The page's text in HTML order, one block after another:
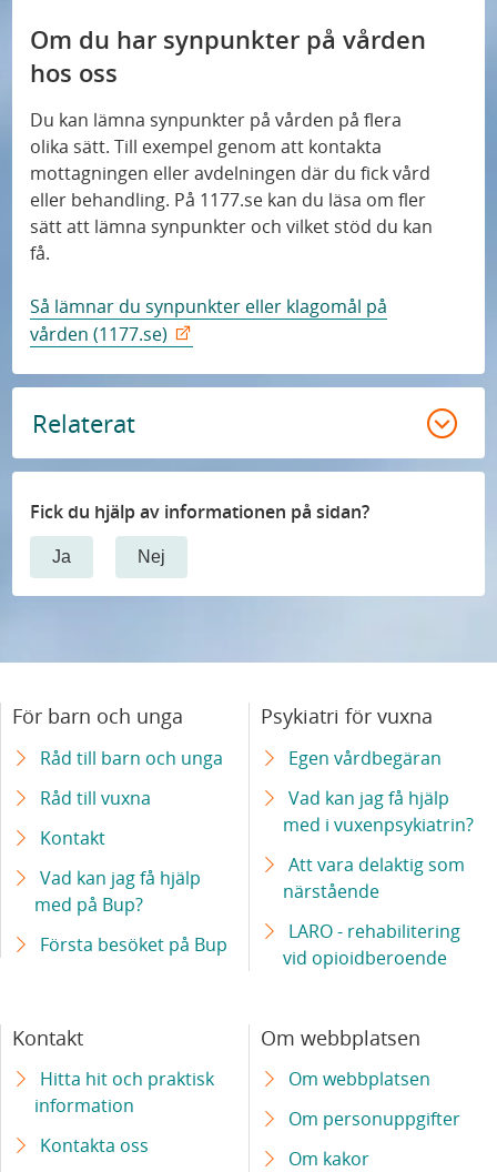
Om du har synpunkter på vården
hos oss
Du kan lämna synpunkter på vården på flera
olika sätt. Till exempel genom att kontakta
mottagningen eller avdelningen där du fick vård
eller behandling. På 1177.se kan du läsa om fler
sätt att lämna synpunkter och vilket stöd du kan
få.
Så lämnar du synpunkter eller klagomål på
vården (1177.se)
Relaterat
Fick du hjälp av informationen på sidan?
Ja Nej
För barn och unga
Råd till barn och unga
Råd till vuxna
Kontakt
Vad kan jag få hjälp
med på Bup?
Första besöket på Bup
Psykiatri för vuxna
Egen vårdbegäran
Vad kan jag få hjälp
med i vuxenpsykiatrin?
Att vara delaktig som
närstående
LARO - rehabilitering
vid opioidberoende
Kontakt
Hitta hit och praktisk
information
Kontakta oss
Om webbplatsen
Om webbplatsen
Om personuppgifter
Om kakor